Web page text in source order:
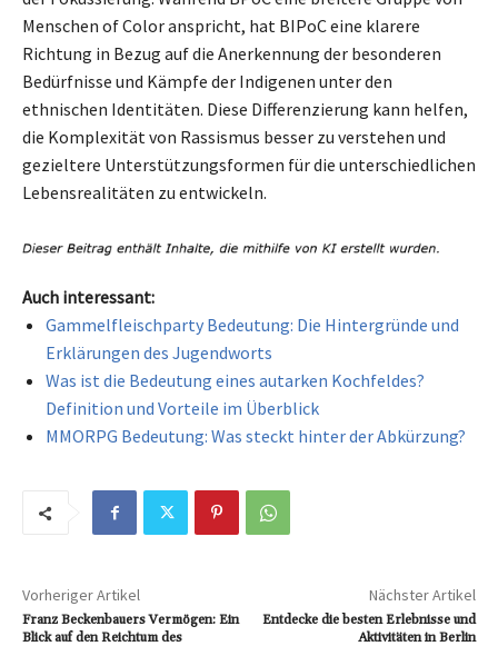
Menschen of Color anspricht, hat BIPoC eine klarere
Richtung in Bezug auf die Anerkennung der besonderen
Bedürfnisse und Kämpfe der Indigenen unter den
ethnischen Identitäten. Diese Differenzierung kann helfen,
die Komplexität von Rassismus besser zu verstehen und
gezieltere Unterstützungsformen für die unterschiedlichen
Lebensrealitäten zu entwickeln.
Auch interessant:
Gammelfleischparty Bedeutung: Die Hintergründe und
Erklärungen des Jugendworts
Was ist die Bedeutung eines autarken Kochfeldes?
Definition und Vorteile im Überblick
MMORPG Bedeutung: Was steckt hinter der Abkürzung?
Vorheriger Artikel
Franz Beckenbauers Vermögen: Ein
Blick auf den Reichtum des
Nächster Artikel
Entdecke die besten Erlebnisse und
Aktivitäten in Berlin